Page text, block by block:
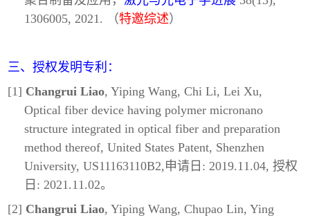
1306005, 2021. （特邀综述）
三、授权发明专利：
[1] Changrui Liao, Yiping Wang, Chi Li, Lei Xu,
Optical fiber device having polymer micronano
structure integrated in optical fiber and preparation
method thereof, United States Patent, Shenzhen
University, US11163110B2,申请日: 2019.11.04, 授权
日: 2021.11.02。
[2] Changrui Liao, Yiping Wang, Chupao Lin, Ying